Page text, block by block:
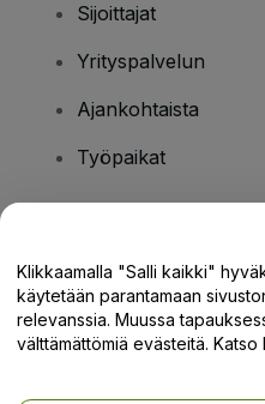
Sijoittajat
Yrityspalvelun
Ajankohtaista
Työpaikat
Tukikeskus / Ota
Klikkaamalla "Salli kaikki"
käytetään parantamaan
relevanssia. Muussa
välttämättömiä evästeitä. Katso